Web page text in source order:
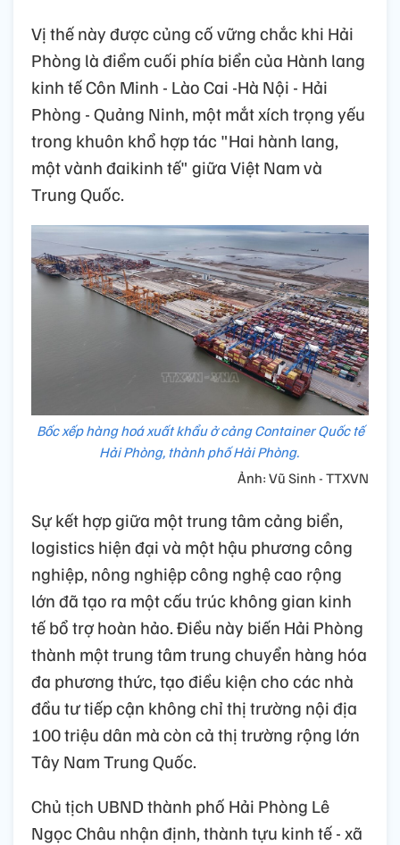
Vị thế này được củng cố vững chắc khi Hải
Phòng là điểm cuối phía biển của Hành lang
kinh tế Côn Minh - Lào Cai -Hà Nội - Hải
Phòng - Quảng Ninh, một mắt xích trọng yếu
trong khuôn khổ hợp tác "Hai hành lang,
một vành đaikinh tế" giữa Việt Nam và
Trung Quốc.
Bốc xếp hàng hoá xuất khẩu ở cảng Container Quốc tế
Hải Phòng, thành phố Hải Phòng.
Ảnh: Vũ Sinh - TTXVN
Sự kết hợp giữa một trung tâm cảng biển,
logistics hiện đại và một hậu phương công
nghiệp, nông nghiệp công nghệ cao rộng
lớn đã tạo ra một cấu trúc không gian kinh
tế bổ trợ hoàn hảo. Điều này biến Hải Phòng
thành một trung tâm trung chuyển hàng hóa
đa phương thức, tạo điều kiện cho các nhà
đầu tư tiếp cận không chỉ thị trường nội địa
100 triệu dân mà còn cả thị trường rộng lớn
Tây Nam Trung Quốc.
Chủ tịch UBND thành phố Hải Phòng Lê
Ngọc Châu nhận định, thành tựu kinh tế - xã